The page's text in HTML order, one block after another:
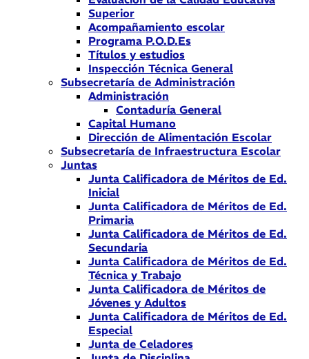
Superior
Acompañamiento escolar
Programa P.O.D.Es
Títulos y estudios
Inspección Técnica General
Subsecretaría de Administración
Administración
Contaduría General
Capital Humano
Dirección de Alimentación Escolar
Subsecretaría de Infraestructura Escolar
Juntas
Junta Calificadora de Méritos de Ed.
Inicial
Junta Calificadora de Méritos de Ed.
Primaria
Junta Calificadora de Méritos de Ed.
Secundaria
Junta Calificadora de Méritos de Ed.
Técnica y Trabajo
Junta Calificadora de Méritos de
Jóvenes y Adultos
Junta Calificadora de Méritos de Ed.
Especial
Junta de Celadores